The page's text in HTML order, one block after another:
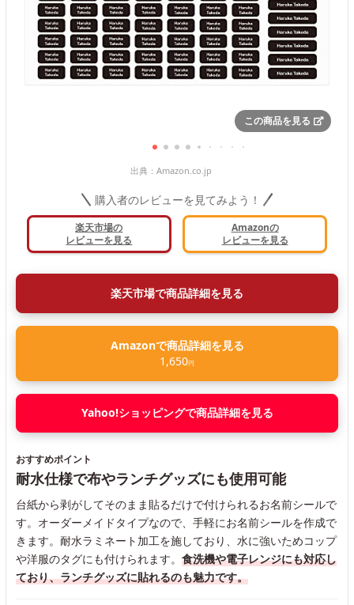
この商品を見る
出典： Amazon.co.jp
購入者のレビューを見てみよう！
楽天市場の
レビューを見る
Amazonの
レビューを見る
楽天市場で商品詳細を見る
Amazonで商品詳細を見る
1,650円
Yahoo!ショッピングで商品詳細を見る
おすすめポイント
耐水仕様で布やランチグッズにも使用可能
台紙から剥がしてそのまま貼るだけで付けられるお名前シールで
す。オーダーメイドタイプなので、手軽にお名前シールを作成で
きます。耐水ラミネート加工を施しており、水に強いためコップ
や洋服のタグにも付けられます。 食洗機や電子レンジにも対応し
ており、ランチグッズに貼れるのも魅力です。